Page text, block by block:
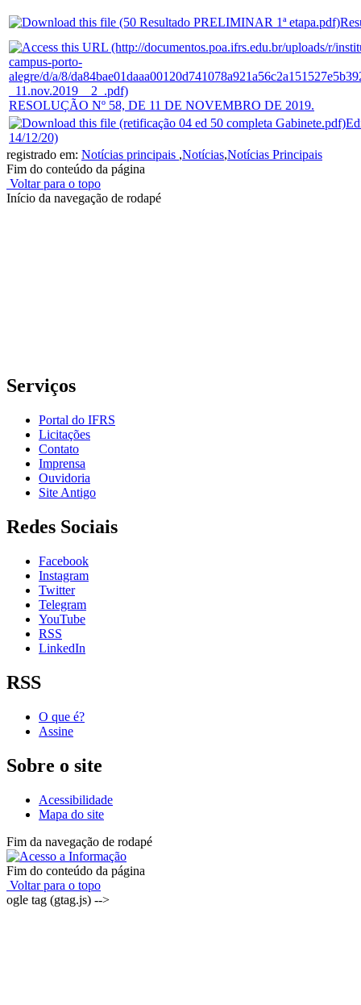
RESOLUÇÃO Nº 58, DE 11 DE NOVEMBRO DE 2019.
14/12/20)
registrado em: Notícias principais ,Notícias,Notícias Principais
Fim do conteúdo da página
Voltar para o topo
Início da navegação de rodapé
Serviços
Portal do IFRS
Licitações
Contato
Imprensa
Ouvidoria
Site Antigo
Redes Sociais
Facebook
Instagram
Twitter
Telegram
YouTube
RSS
LinkedIn
RSS
O que é?
Assine
Sobre o site
Acessibilidade
Mapa do site
Fim da navegação de rodapé
Fim do conteúdo da página
Voltar para o topo
ogle tag (gtag.js) -->